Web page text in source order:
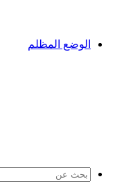
الوضع المظلم